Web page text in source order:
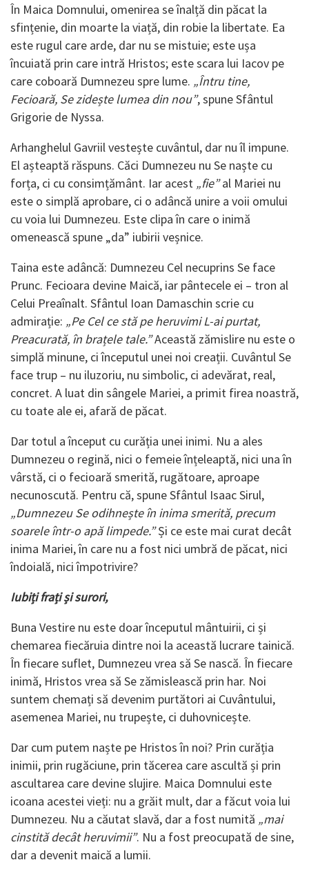
În Maica Domnului, omenirea se înalță din păcat la
sfințenie, din moarte la viață, din robie la libertate. Ea
este rugul care arde, dar nu se mistuie; este ușa
încuiată prin care intră Hristos; este scara lui Iacov pe
care coboară Dumnezeu spre lume. „Întru tine,
Fecioară, Se zidește lumea din nou”, spune Sfântul
Grigorie de Nyssa.
Arhanghelul Gavriil vestește cuvântul, dar nu îl impune.
El așteaptă răspuns. Căci Dumnezeu nu Se naște cu
forța, ci cu consimțământ. Iar acest „fie”al Mariei nu
este o simplă aprobare, ci o adâncă unire a voii omului
cu voia lui Dumnezeu. Este clipa în care o inimă
omenească spune „da” iubirii veșnice.
Taina este adâncă: Dumnezeu Cel necuprins Se face
Prunc. Fecioara devine Maică, iar pântecele ei – tron al
Celui Preaînalt. Sfântul Ioan Damaschin scrie cu
admirație: „Pe Cel ce stă pe heruvimi L-ai purtat,
Preacurată, în brațele tale.”Această zămislire nu este o
simplă minune, ci începutul unei noi creații. Cuvântul Se
face trup – nu iluzoriu, nu simbolic, ci adevărat, real,
concret. A luat din sângele Mariei, a primit firea noastră,
cu toate ale ei, afară de păcat.
Dar totul a început cu curăția unei inimi. Nu a ales
Dumnezeu o regină, nici o femeie înțeleaptă, nici una în
vârstă, ci o fecioară smerită, rugătoare, aproape
necunoscută. Pentru că, spune Sfântul Isaac Sirul,
„Dumnezeu Se odihnește în inima smerită, precum
soarele într-o apă limpede.”Și ce este mai curat decât
inima Mariei, în care nu a fost nici umbră de păcat, nici
îndoială, nici împotrivire?
Iubiți frați și surori,
Buna Vestire nu este doar începutul mântuirii, ci și
chemarea fiecăruia dintre noi la această lucrare tainică.
În fiecare suflet, Dumnezeu vrea să Se nască. În fiecare
inimă, Hristos vrea să Se zămislească prin har. Noi
suntem chemați să devenim purtători ai Cuvântului,
asemenea Mariei, nu trupește, ci duhovnicește.
Dar cum putem naște pe Hristos în noi? Prin curăția
inimii, prin rugăciune, prin tăcerea care ascultă și prin
ascultarea care devine slujire. Maica Domnului este
icoana acestei vieți: nu a grăit mult, dar a făcut voia lui
Dumnezeu. Nu a căutat slavă, dar a fost numită „mai
cinstită decât heruvimii”. Nu a fost preocupată de sine,
dar a devenit maică a lumii.